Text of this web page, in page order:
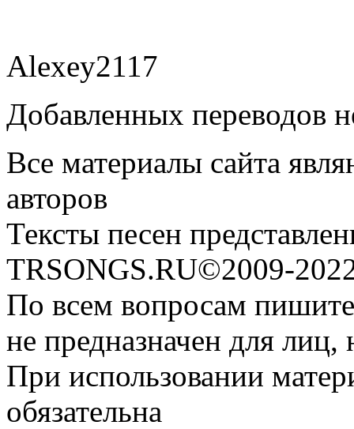
Alexey2117
Добавленных переводов
Все материалы сайта
авторов
Тексты песен
TRSONGS.RU©2009-
По всем вопросам
не предназначен для
При использовании
обязательна